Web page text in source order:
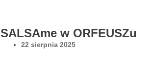
SALSAme w ORFEUSZu
22 sierpnia 2025